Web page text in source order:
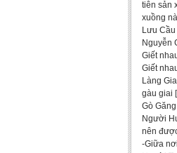
tiên sản
xuồng
Lưu
Nguyễn
Giết
Giết
Làng
gàu giai
Gò
Người
nên
-Giữa